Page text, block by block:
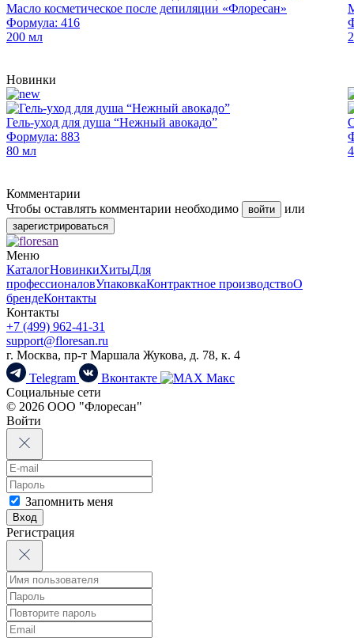
Масло косметическое после депиляции «Флоресан»
Формула: 416
200 мл
Новинки
Гель-уход для душа “Нежный авокадо”
Формула: 883
80 мл
Комментарии
Чтобы оставлять комментарии необходимо
войти или
зарегистрироваться
Меню
КаталогНовинкиХитыДля
профессионаловУпаковкаКонтрактное производствоО
брендеКонтакты
Контакты
+7 (499) 962-41-31
support@floresan.ru
г. Москва, пр-т Маршала Жукова, д. 78, к. 4
Telegram
Вконтакте
Макс
Социальные сети
© 2026 ООО "Флоресан"
Войти
Запомнить меня
Вход
Регистрация